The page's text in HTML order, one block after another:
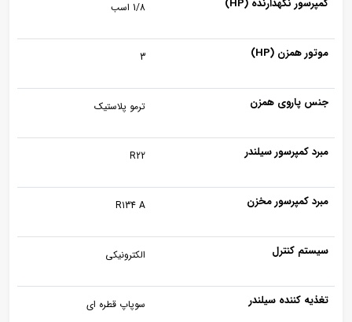
کمپرسور نگهدارنده (HP) 1/8 اسب
موتور همزن (HP) 3
جنس پاروی همزن ترمو پلاستیک
مبرد کمپرسور سیلندر R22
مبرد کمپرسور مخزن R134 A
سیستم کنترل الکترونیکی
تغذیه کننده سیلندر سوپاپ قطره ای